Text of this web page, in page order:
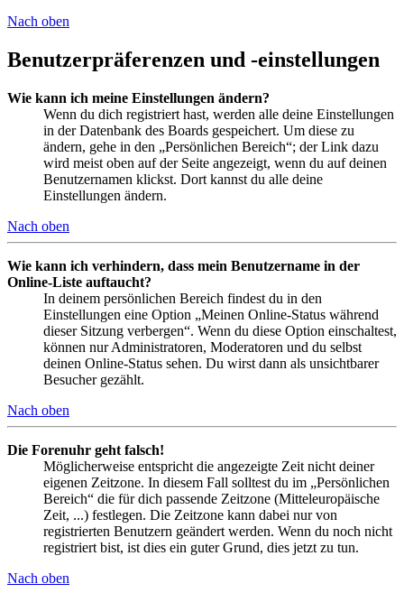
Nach oben
Benutzerpräferenzen und -einstellungen
Wie kann ich meine Einstellungen ändern?
Wenn du dich registriert hast, werden alle deine Einstellungen
in der Datenbank des Boards gespeichert. Um diese zu
ändern, gehe in den „Persönlichen Bereich“; der Link dazu
wird meist oben auf der Seite angezeigt, wenn du auf deinen
Benutzernamen klickst. Dort kannst du alle deine
Einstellungen ändern.
Nach oben
Wie kann ich verhindern, dass mein Benutzername in der
Online-Liste auftaucht?
In deinem persönlichen Bereich findest du in den
Einstellungen eine Option „Meinen Online-Status während
dieser Sitzung verbergen“. Wenn du diese Option einschaltest,
können nur Administratoren, Moderatoren und du selbst
deinen Online-Status sehen. Du wirst dann als unsichtbarer
Besucher gezählt.
Nach oben
Die Forenuhr geht falsch!
Möglicherweise entspricht die angezeigte Zeit nicht deiner
eigenen Zeitzone. In diesem Fall solltest du im „Persönlichen
Bereich“ die für dich passende Zeitzone (Mitteleuropäische
Zeit, ...) festlegen. Die Zeitzone kann dabei nur von
registrierten Benutzern geändert werden. Wenn du noch nicht
registriert bist, ist dies ein guter Grund, dies jetzt zu tun.
Nach oben